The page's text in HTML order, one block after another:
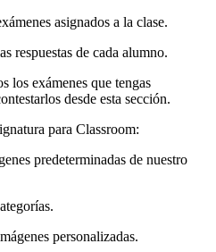
asignados a la clase.
respuestas de cada alumno.
los exámenes que tengas
desde esta sección.
para Classroom:
predeterminadas de nuestro
personalizadas.